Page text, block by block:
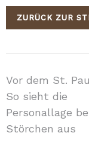
ZURÜCK ZUR
Vor dem St.
So sieht die
Personallage
Störchen aus